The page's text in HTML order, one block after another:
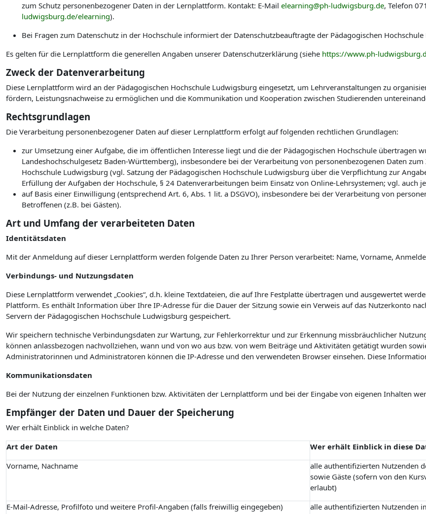
zum Schutz personenbezogener Daten in der Lernplattform. Kontakt: E-Mail elearning@ph-ludwigsburg.de, Telefon
ludwigsburg.de/elearning).
Bei Fragen zum Datenschutz in der Hochschule informiert der Datenschutzbeauftragte der Pädagogischen
Es gelten für die Lernplattform die generellen Angaben unserer Datenschutzerklärung (siehe https://www.ph-
Zweck der Datenverarbeitung
Diese Lernplattform wird an der Pädagogischen Hochschule Ludwigsburg eingesetzt, um Lehrveranstaltungen zu
fördern, Leistungsnachweise zu ermöglichen und die Kommunikation und Kooperation zwischen Studierenden
Rechtsgrundlagen
Die Verarbeitung personenbezogener Daten auf dieser Lernplattform erfolgt auf folgenden rechtlichen Grundlagen:
zur Umsetzung einer Aufgabe, die im öffentlichen Interesse liegt und die der Pädagogischen Hochschule übertragen
Landeshochschulgesetz Baden-Württemberg), insbesondere bei der Verarbeitung von personenbezogenen Daten
Hochschule Ludwigsburg (vgl. Satzung der Pädagogischen Hochschule Ludwigsburg über die Verpflichtung zur
Erfüllung der Aufgaben der Hochschule, § 24 Datenverarbeitungen beim Einsatz von Online-Lehrsystemen; vgl. auch
auf Basis einer Einwilligung (entsprechend Art. 6, Abs. 1 lit. a DSGVO), insbesondere bei der Verarbeitung von
Betroffenen (z.B. bei Gästen).
Art und Umfang der verarbeiteten Daten
Identitätsdaten
Mit der Anmeldung auf dieser Lernplattform werden folgende Daten zu Ihrer Person verarbeitet: Name, Vorname,
Verbindungs- und Nutzungsdaten
Diese Lernplattform verwendet „Cookies“, d.h. kleine Textdateien, die auf Ihre Festplatte übertragen und ausgewertet
Plattform. Es enthält Information über Ihre IP-Adresse für die Dauer der Sitzung sowie ein Verweis auf das Nutzerkonto
Servern der Pädagogischen Hochschule Ludwigsburg gespeichert.
Wir speichern technische Verbindungsdaten zur Wartung, zur Fehlerkorrektur und zur Erkennung missbräuchlicher
können anlassbezogen nachvollziehen, wann und von wo aus bzw. von wem Beiträge und Aktivitäten getätigt wurden
Administratorinnen und Administratoren können die IP-Adresse und den verwendeten Browser einsehen. Diese
Kommunikationsdaten
Bei der Nutzung der einzelnen Funktionen bzw. Aktivitäten der Lernplattform und bei der Eingabe von eigenen Inhalten
Empfänger der Daten und Dauer der Speicherung
Wer erhält Einblick in welche Daten?
Art der Daten
Wer erhält Einblick in diese
Vorname, Nachname
alle authentifizierten Nutzenden
sowie Gäste (sofern von den
erlaubt)
E-Mail-Adresse, Profilfoto und weitere Profil-Angaben (falls freiwillig eingegeben) alle authentifizierten Nutzenden